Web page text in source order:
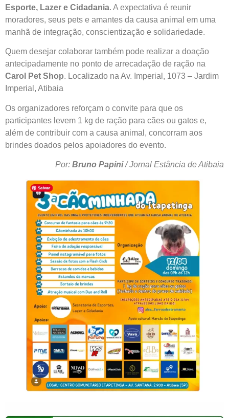
Esporte, Lazer e Cidadania. A expectativa é reunir
moradores, seus pets e amantes da causa animal em uma
manhã de integração, conscientização e solidariedade.
Quem desejar colaborar também pode realizar a doação
antecipadamente no ponto de arrecadação de ração na
Carol Pet Shop. Localizado na Av. Imperial, 1073 – Jardim
Imperial, Atibaia
Os organizadores reforçam o convite para que os
participantes levem 1 kg de ração para cães ou gatos e,
além de contribuir com a causa animal, concorram aos
brindes doados pelos apoiadores do evento.
Por: Bruno Papini/ Jornal Estância de Atibaia